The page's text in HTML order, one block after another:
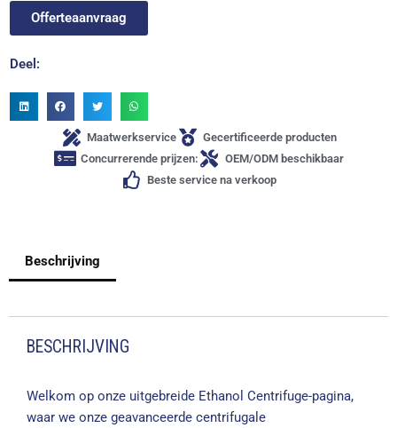
Offerteaanvraag
Deel:
Maatwerkservice
Gecertificeerde producten
Concurrerende prijzen:
OEM/ODM beschikbaar
Beste service na verkoop
Beschrijving
BESCHRIJVING
Welkom op onze uitgebreide Ethanol Centrifuge-pagina,
waar we onze geavanceerde centrifugale